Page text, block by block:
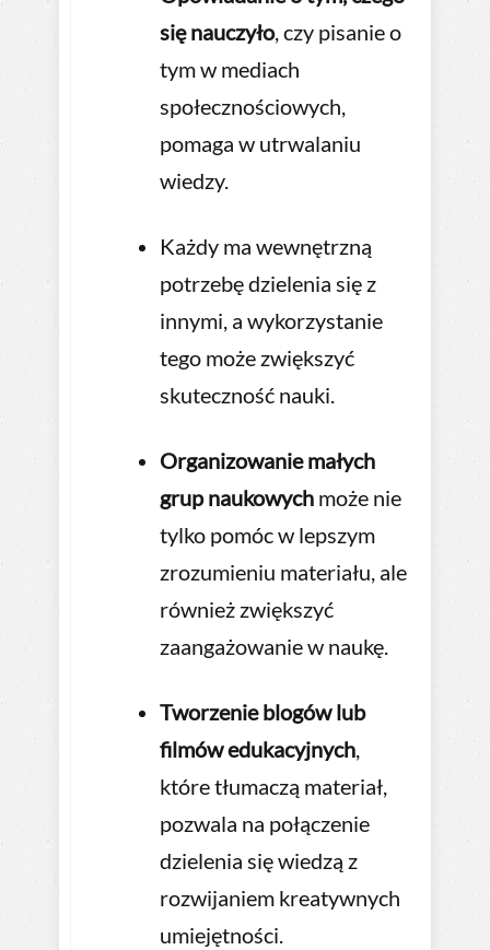
się nauczyło, czy pisanie o
tym w mediach
społecznościowych,
pomaga w utrwalaniu
wiedzy.
Każdy ma wewnętrzną
potrzebę dzielenia się z
innymi, a wykorzystanie
tego może zwiększyć
skuteczność nauki.
Organizowanie małych
grup naukowych może nie
tylko pomóc w lepszym
zrozumieniu materiału, ale
również zwiększyć
zaangażowanie w naukę.
Tworzenie blogów lub
filmów edukacyjnych,
które tłumaczą materiał,
pozwala na połączenie
dzielenia się wiedzą z
rozwijaniem kreatywnych
umiejętności.